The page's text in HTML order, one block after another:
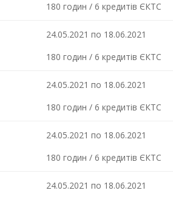
180 годин / 6 кредитів ЄКТС
24.05.2021 по 18.06.2021
180 годин / 6 кредитів ЄКТС
24.05.2021 по 18.06.2021
180 годин / 6 кредитів ЄКТС
24.05.2021 по 18.06.2021
180 годин / 6 кредитів ЄКТС
24.05.2021 по 18.06.2021